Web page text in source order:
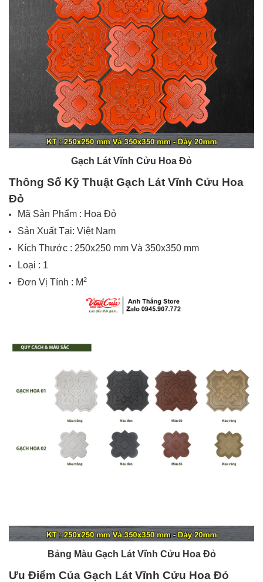
Gạch Lát Vĩnh Cửu Hoa Đỏ
Thông Số Kỹ Thuật Gạch Lát Vĩnh Cửu Hoa
Đỏ
Mã Sản Phẩm : Hoa Đỏ
Sản Xuất Tại: Việt Nam
Kích Thước : 250x250 mm Và 350x350 mm
Loại : 1
Đơn Vị Tính : M2
Bảng Màu Gạch Lát Vĩnh Cửu Hoa Đỏ
Ưu Điểm Của Gạch Lát Vĩnh Cửu Hoa Đỏ